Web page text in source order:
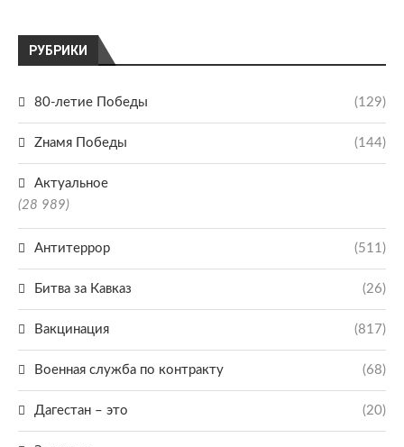
РУБРИКИ
80-летие Победы (129)
Zнамя Победы (144)
Актуальное
(28 989)
Антитеррор (511)
Битва за Кавказ (26)
Вакцинация (817)
Военная служба по контракту (68)
Дагестан – это (20)